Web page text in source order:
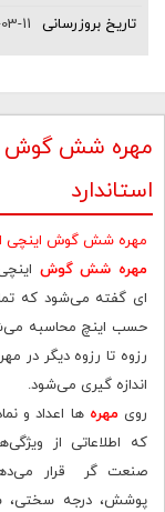
11
مهره شش گوش
استاندارد
مهره شش گوش اینچی
مهره شش گوش
ای گفته می‌شود که
حسب اینچ محاسبه
رزوه تا رزوه دیگر در
اندازه‌ گیری می‌شود.
رویمهره ها اعداد و
که اطلاعاتی از
صنعت گر قرار
پوشش، درجه سختی،